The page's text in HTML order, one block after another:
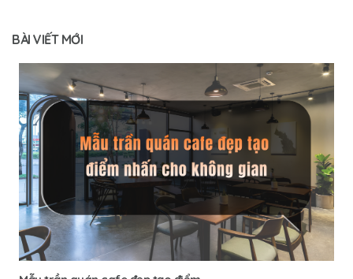
BÀI VIẾT MỚI